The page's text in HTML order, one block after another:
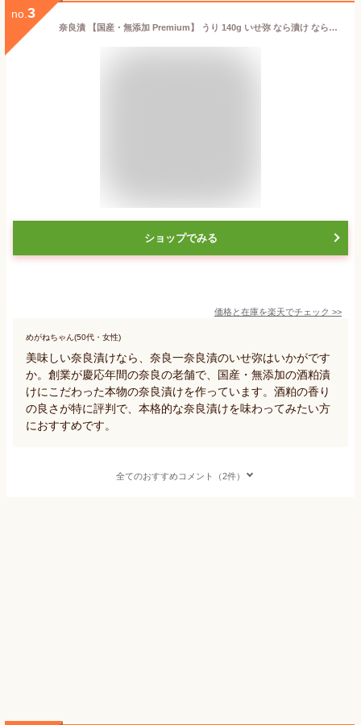
no. 3
奈良漬 【国産・無添加 Premium】 うり 140g いせ弥 なら漬け なら漬 漬物 つけもの お土産 おみやげ ギフト 名物 奈良 老舗 人気 贈り物
ショップでみる
価格と在庫を楽天でチェック >>
めがねちゃん(50代・女性)
美味しい奈良漬けなら、奈良一奈良漬のいせ弥はいかがです
か。創業が慶応年間の奈良の老舗で、国産・無添加の酒粕漬
けにこだわった本物の奈良漬けを作っています。酒粕の香り
の良さが特に評判で、本格的な奈良漬けを味わってみたい方
におすすめです。
全てのおすすめコメント（2件）